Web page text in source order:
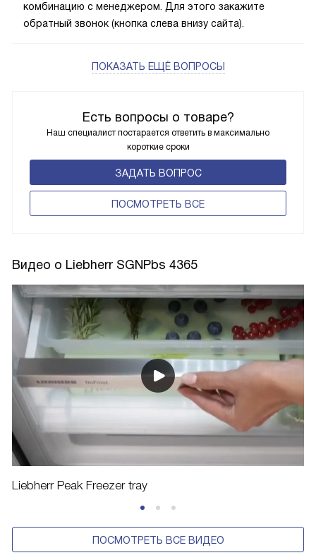
Есть вопросы о товаре?
Наш специалист постарается ответить в максимально
короткие сроки
ЗАДАТЬ ВОПРОС
ПОCМОТРЕТЬ ВСЕ
комбинацию с менеджером. Для этого закажите
обратный звонок (кнопка слева внизу сайта).
ПОКАЗАТЬ ЕЩЁ ВОПРОСЫ
Видео о Liebherr SGNPbs 4365
Liebherr Peak Freezer tray
ПОСМОТРЕТЬ ВСЕ ВИДЕО